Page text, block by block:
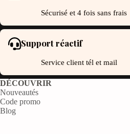
Sécurisé et 4 fois sans frais
Support réactif
Service client tél et mail
DÉCOUVRIR
Nouveautés
Code promo
Blog